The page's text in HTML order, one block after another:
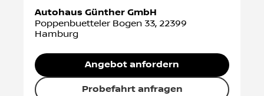
Autohaus Günther GmbH
Poppenbuetteler Bogen 33, 22399
Hamburg
Angebot anfordern
Probefahrt anfragen